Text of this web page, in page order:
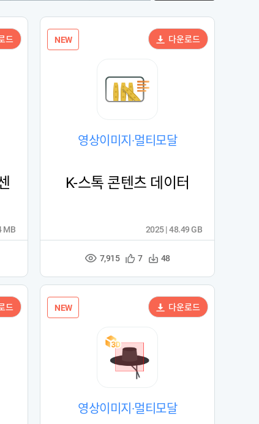
MB
드 NEW
영상이미지·멀티모달
K-스톡 콘텐츠 데이터
조
수
7,915
관
등
록
7
다
수
48
2025 | 48.49 GB
다운로드
드 NEW
영상이미지·멀티모달
다운로드